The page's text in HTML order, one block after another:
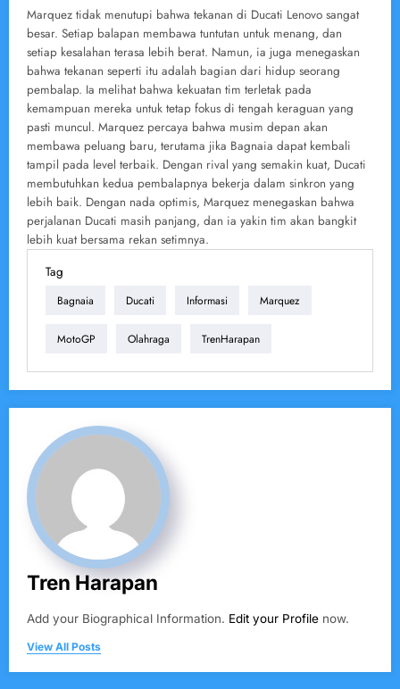
Marquez tidak menutupi bahwa tekanan di Ducati Lenovo sangat
besar. Setiap balapan membawa tuntutan untuk menang, dan
setiap kesalahan terasa lebih berat. Namun, ia juga menegaskan
bahwa tekanan seperti itu adalah bagian dari hidup seorang
pembalap. Ia melihat bahwa kekuatan tim terletak pada
kemampuan mereka untuk tetap fokus di tengah keraguan yang
pasti muncul. Marquez percaya bahwa musim depan akan
membawa peluang baru, terutama jika Bagnaia dapat kembali
tampil pada level terbaik. Dengan rival yang semakin kuat, Ducati
membutuhkan kedua pembalapnya bekerja dalam sinkron yang
lebih baik. Dengan nada optimis, Marquez menegaskan bahwa
perjalanan Ducati masih panjang, dan ia yakin tim akan bangkit
lebih kuat bersama rekan setimnya.
Tag
Bagnaia Ducati Informasi Marquez
MotoGP Olahraga TrenHarapan
Tren Harapan
Add your Biographical Information. Edit your Profile now.
View All Posts